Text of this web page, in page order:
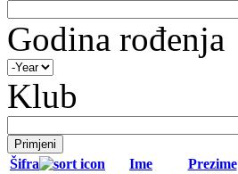
Godina rođenja
Klub
Šifra Ime Prezime